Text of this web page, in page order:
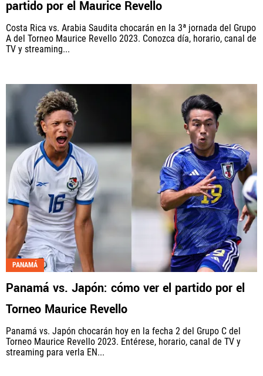
partido por el Maurice Revello
Costa Rica vs. Arabia Saudita chocarán en la 3ª jornada del Grupo
A del Torneo Maurice Revello 2023. Conozca día, horario, canal de
TV y streaming...
PANAMÁ
Panamá vs. Japón: cómo ver el partido por el
Torneo Maurice Revello
Panamá vs. Japón chocarán hoy en la fecha 2 del Grupo C del
Torneo Maurice Revello 2023. Entérese, horario, canal de TV y
streaming para verla EN...